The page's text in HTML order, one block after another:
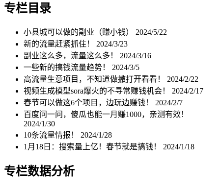
专栏目录
小县城可以做的副业（赚小钱） 2024/5/22
新的流量赶紧抓住！ 2024/3/23
副业这么多，流量这么多！ 2024/3/16
一些新的搞钱流量趋势！ 2024/3/5
高流量生意项目，不知道做撒打开看看！ 2024/2/22
视频生成模型sora爆火的不寻常赚钱机会！ 2024/2/17
春节可以做这6个项目，边玩边赚钱！ 2024/2/7
百度问一问，傻瓜也能一月赚1000，亲测有效！
2024/1/30
10条流量情报！ 2024/1/28
1月18日：搜索量上亿！春节就是搞钱！ 2024/1/18
专栏数据分析